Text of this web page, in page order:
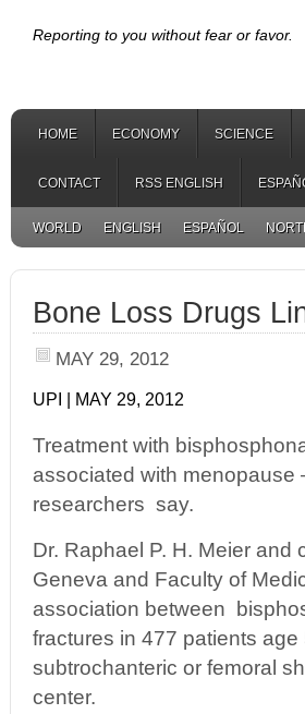
Reporting to you without fear or favor.
HOME ECONOMY SCIENCE
CONTACT RSS ENGLISH
WORLD ENGLISH ESPAÑOL
Bone Loss Drugs
MAY 29, 2012
UPI | MAY 29, 2012
Treatment with
associated with
researchers say.
Dr. Raphael P. H. Meier
Geneva and Faculty of
association between
fractures in 477 patients
subtrochanteric or femoral
center.